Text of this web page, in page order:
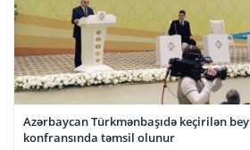
Azərbaycan Türkmənbaşıdə keçirilən
konfransında təmsil olunur